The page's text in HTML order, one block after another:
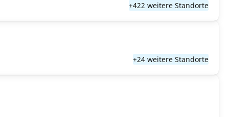
+422 weitere Standorte
+24 weitere Standorte